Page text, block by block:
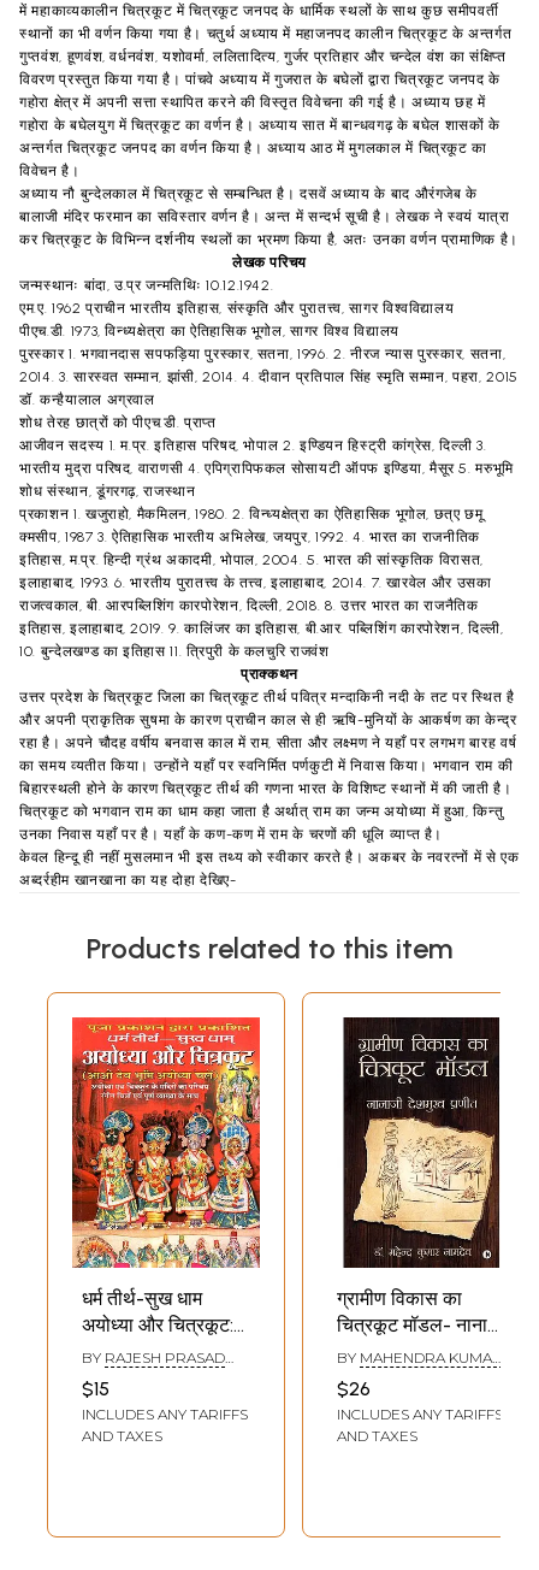
में महाकाव्यकालीन चित्रकूट में चित्रकूट जनपद के धार्मिक स्थलों के साथ कुछ समीपवर्ती
स्थानों का भी वर्णन किया गया है। चतुर्थ अध्याय में महाजनपद कालीन चित्रकूट के अन्तर्गत
गुप्तवंश, हूणवंश, वर्धनवंश, यशोवर्मा, ललितादित्य, गुर्जर प्रतिहार और चन्देल वंश का संक्षिप्त
विवरण प्रस्तुत किया गया है। पांचवे अध्याय में गुजरात के बघेलों द्वारा चित्रकूट जनपद के
गहोरा क्षेत्र में अपनी सत्ता स्थापित करने की विस्तृत विवेचना की गई है। अध्याय छह में
गहोरा के बघेलयुग में चित्रकूट का वर्णन है। अध्याय सात में बान्धवगढ़ के बघेल शासकों के
अन्तर्गत चित्रकूट जनपद का वर्णन किया है। अध्याय आठ में मुगलकाल में चित्रकूट का
विवेचन है।
अध्याय नौ बुन्देलकाल में चित्रकूट से सम्बन्धित है। दसवें अध्याय के बाद औरंगजेब के
बालाजी मंदिर फरमान का सविस्तार वर्णन है। अन्त में सन्दर्भ सूची है। लेखक ने स्वयं यात्रा
कर चित्रकूट के विभिन्न दर्शनीय स्थलों का भ्रमण किया है, अतः उनका वर्णन प्रामाणिक है।
लेखक परिचय
जन्मस्थानः बांदा, उ.प्र जन्मतिथिः 10.12.1942.
एम.ए. 1962 प्राचीन भारतीय इतिहास, संस्कृति और पुरातत्त्व, सागर विश्वविद्यालय
पीएच.डी. 1973, विन्ध्यक्षेत्रा का ऐतिहासिक भूगोल, सागर विश्व विद्यालय
पुरस्कार 1. भगवानदास सपफड़िया पुरस्कार, सतना, 1996. 2. नीरज न्यास पुरस्कार, सतना,
2014. 3. सारस्वत सम्मान, झांसी, 2014. 4. दीवान प्रतिपाल सिंह स्मृति सम्मान, पहरा, 2015
डॉ. कन्हैयालाल अग्रवाल
शोध तेरह छात्रों को पीएच.डी. प्राप्त
आजीवन सदस्य 1. म.प्र. इतिहास परिषद, भोपाल 2. इण्डियन हिस्ट्री कांग्रेस, दिल्ली 3.
भारतीय मुद्रा परिषद, वाराणसी 4. एपिग्रापिफकल सोसायटी ऑपफ इण्डिया, मैसूर 5. मरुभूमि
शोध संस्थान, डूंगरगढ़, राजस्थान
प्रकाशन 1. खजुराहो, मैकमिलन, 1980. 2. विन्ध्यक्षेत्रा का ऐतिहासिक भूगोल, छत्ए छमू
क्मसीप, 1987 3. ऐतिहासिक भारतीय अभिलेख, जयपुर, 1992. 4. भारत का राजनीतिक
इतिहास, म.प्र. हिन्दी ग्रंथ अकादमी, भोपाल, 2004. 5. भारत की सांस्कृतिक विरासत,
इलाहाबाद, 1993. 6. भारतीय पुरातत्त्व के तत्त्व, इलाहाबाद, 2014. 7. खारवेल और उसका
राजत्वकाल, बी. आरपब्लिशिंग कारपोरेशन, दिल्ली, 2018. 8. उत्तर भारत का राजनैतिक
इतिहास, इलाहाबाद, 2019. 9. कालिंजर का इतिहास, बी.आर. पब्लिशिंग कारपोरेशन, दिल्ली,
10. बुन्देलखण्ड का इतिहास 11. त्रिपुरी के कलचुरि राजवंश
प्राक्कथन
उत्तर प्रदेश के चित्रकूट जिला का चित्रकूट तीर्थ पवित्र मन्दाकिनी नदी के तट पर स्थित है
और अपनी प्राकृतिक सुषमा के कारण प्राचीन काल से ही ऋषि-मुनियों के आकर्षण का केन्द्र
रहा है। अपने चौदह वर्षीय बनवास काल में राम, सीता और लक्ष्मण ने यहाँ पर लगभग बारह वर्ष
का समय व्यतीत किया। उन्होंने यहाँ पर स्वनिर्मित पर्णकुटी में निवास किया। भगवान राम की
बिहारस्थली होने के कारण चित्रकूट तीर्थ की गणना भारत के विशिष्ट स्थानों में की जाती है।
चित्रकूट को भगवान राम का धाम कहा जाता है अर्थात् राम का जन्म अयोध्या में हुआ, किन्तु
उनका निवास यहाँ पर है। यहाँ के कण-कण में राम के चरणों की धूलि व्याप्त है।
केवल हिन्दू ही नहीं मुसलमान भी इस तथ्य को स्वीकार करते है। अकबर के नवरत्नों में से एक
अब्दर्रहीम खानखाना का यह दोहा देखिए-
Products related to this item
धर्म तीर्थ-सुख धाम
अयोध्या और चित्रकूट:
Dharm Teerth-
Sukh Dhaam
Ayodhya aur
Chitrakoot
BY RAJESH PRASAD
$15
INCLUDES ANY TARIFFS
AND TAXES
ग्रामीण विकास का
चित्रकूट मॉडल- नानाजी
देशमुख प्रणीत:
Chitrakoot Model
of Rural
Development-
BY MAHENDRA KUMAR
$26
INCLUDES ANY TARIFFS
AND TAXES